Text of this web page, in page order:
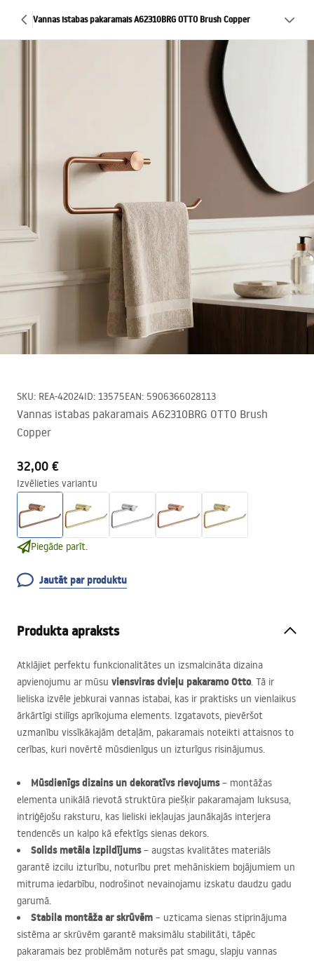
Vannas istabas pakaramais A62310BRG OTTO Brush Copper
SKU: REA-42024ID: 13575EAN: 5906366028113
Vannas istabas pakaramais A62310BRG OTTO Brush
Copper
32,00 €
Izvēlieties variantu
Piegāde parīt.
Jautāt par produktu
Produkta apraksts
Atklājiet perfektu funkcionalitātes un izsmalcināta dizaina
apvienojumu ar mūsu viensviras dvieļu pakaramo Otto. Tā ir
lieliska izvēle jebkurai vannas istabai, kas ir praktisks un vienlaikus
ārkārtīgi stilīgs aprīkojuma elements. Izgatavots, pievēršot
uzmanību vissīkākajām detaļām, pakaramais noteikti attaisnos to
cerības, kuri novērtē mūsdienīgus un izturīgus risinājumus.
Mūsdienīgs dizains un dekoratīvs rievojums– montāžas
elementa unikālā rievotā struktūra piešķir pakaramajam luksusa,
intriģējošu raksturu, kas lieliski iekļaujas jaunākajās interjera
tendencēs un kalpo kā efektīgs sienas dekors.
Solids metāla izpildījums– augstas kvalitātes materiāls
garantē izcilu izturību, noturību pret mehāniskiem bojājumiem un
mitruma iedarbību, nodrošinot nevainojamu izskatu daudzu gadu
garumā.
Stabila montāža ar skrūvēm – uzticama sienas stiprinājuma
sistēma ar skrūvēm garantē maksimālu stabilitāti, tāpēc
pakaramais bez problēmām noturēs pat smagu, slapju vannas